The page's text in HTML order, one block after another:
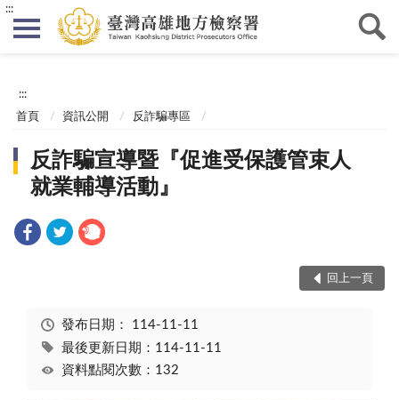
:::
:::
首頁 資訊公開 反詐騙專區
反詐騙宣導暨『促進受保護管束人
就業輔導活動』
回上一頁
發布日期： 114-11-11
最後更新日期：114-11-11
資料點閱次數：132